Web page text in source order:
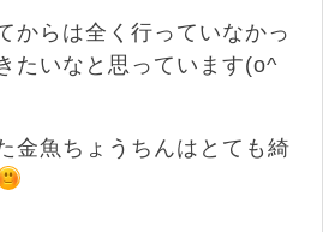
からは全く行っていなかっ
たいなと思っています(o^
金魚ちょうちんはとても綺